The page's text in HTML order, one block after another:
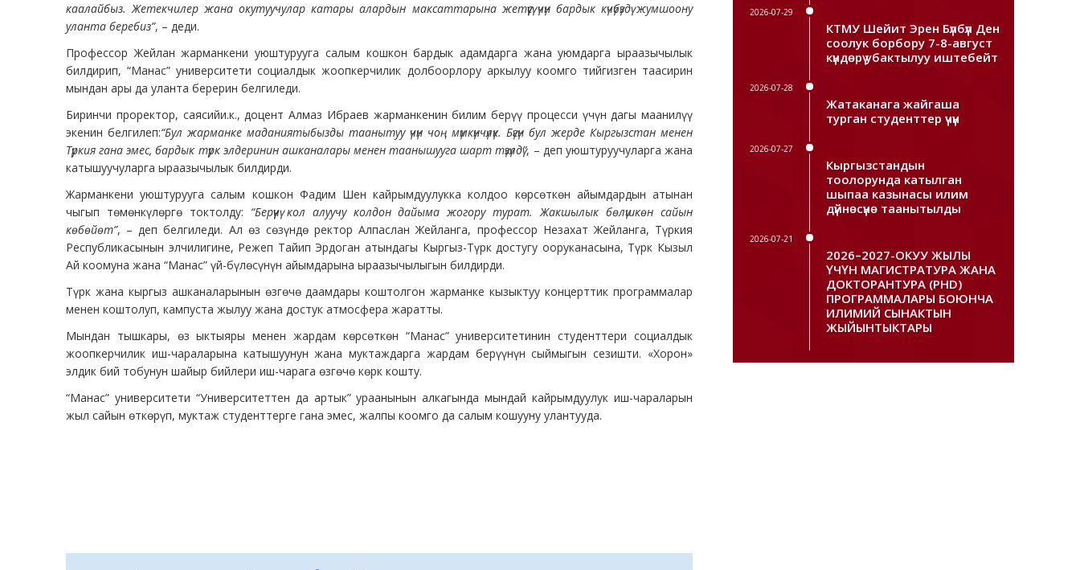
каалайбыз. Жетекчилер жана окутуучулар катары алардын максаттарына жетүүсү үчүн бардык күчүбүздү жумшоону
уланта беребиз”, – деди.
Профессор Жейлан жарманкени уюштурууга салым кошкон бардык адамдарга жана уюмдарга ыраазычылык
билдирип, “Манас” университети социалдык жоопкерчилик долбоорлору аркылуу коомго тийгизген таасирин
мындан ары да уланта берерин белгиледи.
Биринчи проректор, саясийи.к., доцент Алмаз Ибраев жарманкенин билим берүү процесси үчүн дагы маанилүү
экенин белгилеп:“Бул жарманке маданиятыбызды таанытуу үчүн чоң мүмкүнчүлүк. Бүгүн бул жерде Кыргызстан менен
Түркия гана эмес, бардык түрк элдеринин ашканалары менен таанышууга шарт түзүлдү”, – деп уюштуруучуларга жана
катышуучуларга ыраазычылык билдирди.
Жарманкени уюштурууга салым кошкон Фадим Шен кайрымдуулукка колдоо көрсөткөн айымдардын атынан
чыгып төмөнкүлөргө токтолду: “Берүүчү кол алуучу колдон дайыма жогору турат. Жакшылык бөлүшкөн сайын
көбөйөт”, – деп белгиледи. Ал өз сөзүндө ректор Алпаслан Жейланга, профессор Незахат Жейланга, Түркия
Республикасынын элчилигине, Режеп Тайип Эрдоган атындагы Кыргыз-Түрк достугу ооруканасына, Түрк Кызыл
Ай коомуна жана “Манас” үй-бүлөсүнүн айымдарына ыраазычылыгын билдирди.
Түрк жана кыргыз ашканаларынын өзгөчө даамдары коштолгон жарманке кызыктуу концерттик программалар
менен коштолуп, кампуста жылуу жана достук атмосфера жаратты.
Мындан тышкары, өз ыктыяры менен жардам көрсөткөн “Манас” университетинин студенттери социалдык
жоопкерчилик иш-чараларына катышуунун жана муктаждарга жардам берүүнүн сыймыгын сезишти. «Хорон»
элдик бий тобунун шайыр бийлери иш-чарага өзгөчө көрк кошту.
“Манас” университети “Университеттен да артык” ураанынын алкагында мындай кайрымдуулук иш-чараларын
жыл сайын өткөрүп, муктаж студенттерге гана эмес, жалпы коомго да салым кошууну улантууда.
2026-07-29
КТМУ Шейит Эрен Бүлбүл Ден
соолук борбору 7-8-август
күндөрү убактылуу иштебейт
2026-07-28
Жатаканага жайгаша
турган студенттер үчүн
2026-07-27
Кыргызстандын
тоолорунда катылган
шыпаа казынасы илим
дүйнөсүнө таанытылды
2026-07-21
2026–2027-ОКУУ ЖЫЛЫ
ҮЧҮН МАГИСТРАТУРА ЖАНА
ДОКТОРАНТУРА (PHD)
ПРОГРАММАЛАРЫ БОЮНЧА
ИЛИМИЙ СЫНАКТЫН
ЖЫЙЫНТЫКТАРЫ